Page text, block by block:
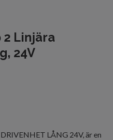
2 Linjära
24V
LÅNG 24V, är en